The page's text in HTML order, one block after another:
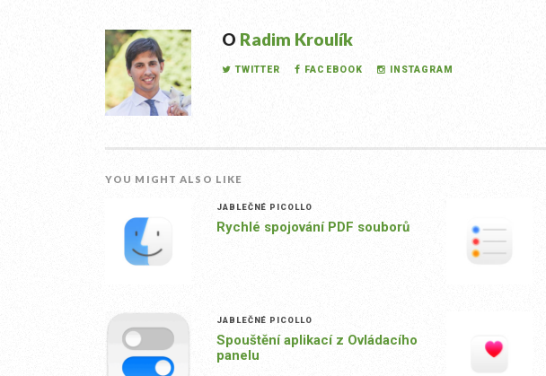
O Radim Kroulík
TWITTER FACEBOOK INSTAGRAM
YOU MIGHT ALSO LIKE
JABLEČNÉ PICOLLO
Rychlé spojování PDF souborů
JABLEČNÉ PICOLLO
Spouštění aplikací z Ovládacího
panelu